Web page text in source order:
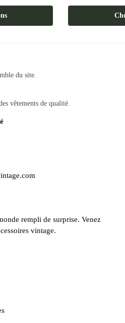
a
du site.
vêtements de qualité.
rempli de surprise. Venez
vintage.